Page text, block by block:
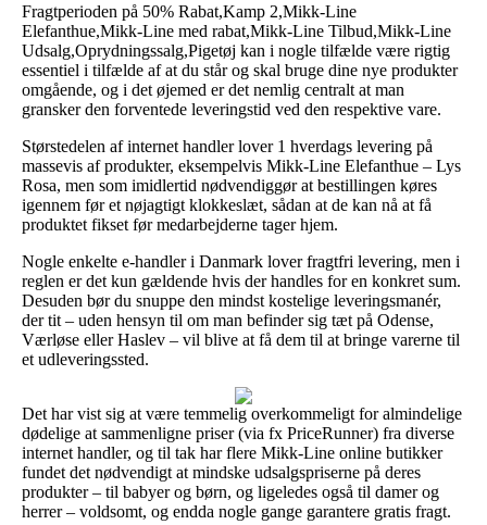
Fragtperioden på 50% Rabat,Kamp 2,Mikk-Line
Elefanthue,Mikk-Line med rabat,Mikk-Line Tilbud,Mikk-Line
Udsalg,Oprydningssalg,Pigetøj kan i nogle tilfælde være rigtig
essentiel i tilfælde af at du står og skal bruge dine nye produkter
omgående, og i det øjemed er det nemlig centralt at man
gransker den forventede leveringstid ved den respektive vare.
Størstedelen af internet handler lover 1 hverdags levering på
massevis af produkter, eksempelvis Mikk-Line Elefanthue – Lys
Rosa, men som imidlertid nødvendiggør at bestillingen køres
igennem før et nøjagtigt klokkeslæt, sådan at de kan nå at få
produktet fikset før medarbejderne tager hjem.
Nogle enkelte e-handler i Danmark lover fragtfri levering, men i
reglen er det kun gældende hvis der handles for en konkret sum.
Desuden bør du snuppe den mindst kostelige leveringsmanér,
der tit – uden hensyn til om man befinder sig tæt på Odense,
Værløse eller Haslev – vil blive at få dem til at bringe varerne til
et udleveringssted.
Det har vist sig at være temmelig overkommeligt for almindelige
dødelige at sammenligne priser (via fx PriceRunner) fra diverse
internet handler, og til tak har flere Mikk-Line online butikker
fundet det nødvendigt at mindske udsalgspriserne på deres
produkter – til babyer og børn, og ligeledes også til damer og
herrer – voldsomt, og endda nogle gange garantere gratis fragt.